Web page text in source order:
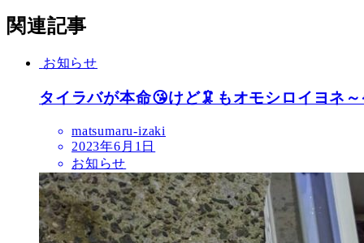
関連記事
お知らせ
タイラバが本命😘けど🦑もオモシロイヨネ
matsumaru-izaki
2023年6月1日
お知らせ